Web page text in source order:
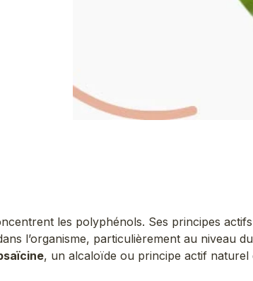
les polyphénols. Ses principes
l’organisme, particulièrement au niveau
, un alcaloïde ou principe actif